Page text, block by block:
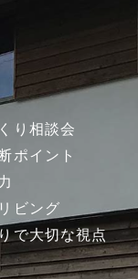
り相談会
ポイント
ビング
で大切な視点